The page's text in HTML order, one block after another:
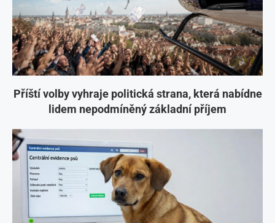
Příští volby vyhraje politická strana, která nabídne
lidem nepodmíněný základní příjem